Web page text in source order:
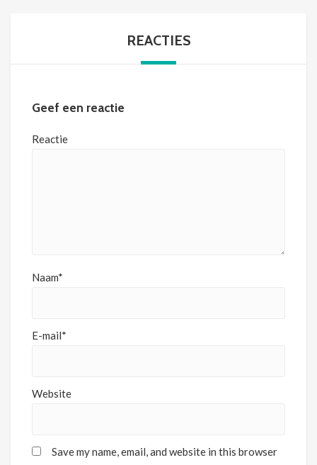
REACTIES
Geef een reactie
Reactie
Naam*
E-mail*
Website
Save my name, email, and website in this browser